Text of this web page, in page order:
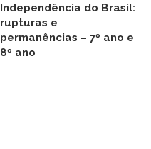
Independência do Brasil:
rupturas e
permanências – 7º ano e
8º ano